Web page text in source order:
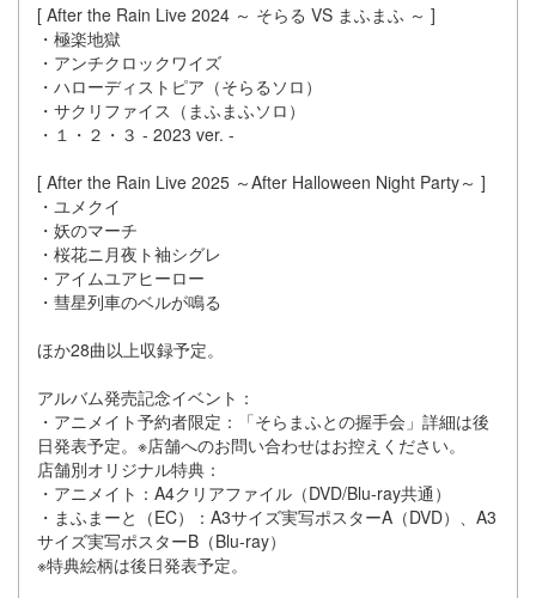
[ After the Rain Live 2024 ～ そらる VS まふまふ ～ ]
・極楽地獄
・アンチクロックワイズ
・ハローディストピア（そらるソロ）
・サクリファイス（まふまふソロ）
・１・２・３ - 2023 ver. -
[ After the Rain Live 2025 ～After Halloween Night Party～ ]
・ユメクイ
・妖のマーチ
・桜花ニ月夜ト袖シグレ
・アイムユアヒーロー
・彗星列車のベルが鳴る
ほか28曲以上収録予定。
アルバム発売記念イベント：
・アニメイト予約者限定：「そらまふとの握手会」詳細は後
日発表予定。※店舗へのお問い合わせはお控えください。
店舗別オリジナル特典：
・アニメイト：A4クリアファイル（DVD/Blu-ray共通）
・まふまーと（EC）：A3サイズ実写ポスターA（DVD）、A3
サイズ実写ポスターB（Blu-ray）
※特典絵柄は後日発表予定。